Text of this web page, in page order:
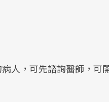
人，可先諮詢醫師，可